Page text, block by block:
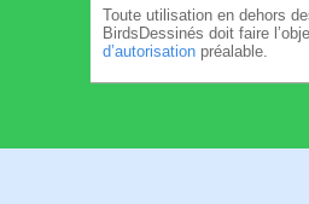
Toute utilisation en dehors
BirdsDessinés doit faire
d’autorisation préalable.